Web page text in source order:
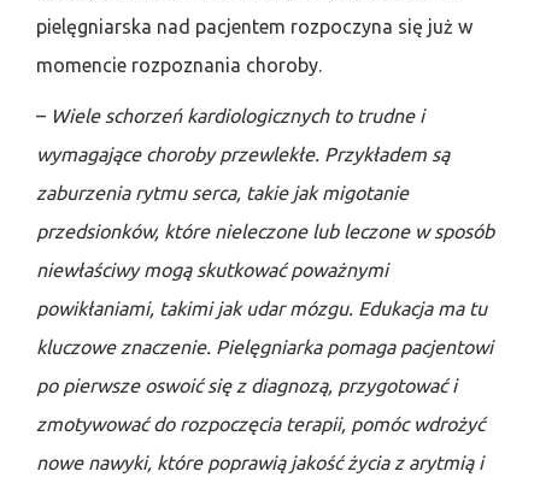
pielęgniarska nad pacjentem rozpoczyna się już w
momencie rozpoznania choroby.
– Wiele schorzeń kardiologicznych to trudne i
wymagające choroby przewlekłe. Przykładem są
zaburzenia rytmu serca, takie jak migotanie
przedsionków, które nieleczone lub leczone w sposób
niewłaściwy mogą skutkować poważnymi
powikłaniami, takimi jak udar mózgu. Edukacja ma tu
kluczowe znaczenie. Pielęgniarka pomaga pacjentowi
po pierwsze oswoić się z diagnozą, przygotować i
zmotywować do rozpoczęcia terapii, pomóc wdrożyć
nowe nawyki, które poprawią jakość życia z arytmią i